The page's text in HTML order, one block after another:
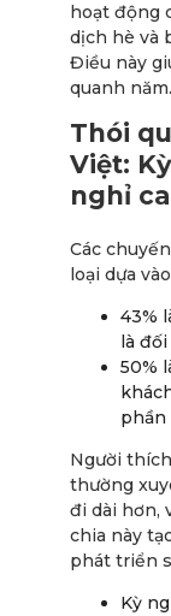
hoạt động
dịch hè và
Điều này
quanh năm.
Thói
Việt:
nghỉ
Các
loại dựa
43%
là
50%
phần
Người
thường
đi dài hơn,
chia này
phát triển
Kỳ